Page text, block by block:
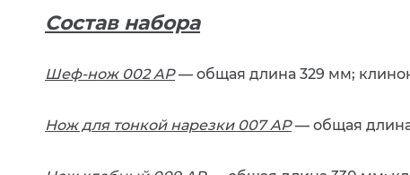
Состав набора
Шеф-нож 002 AP— общая длина 329 мм; клинок
Нож для тонкой нарезки 007 AP— общая длина